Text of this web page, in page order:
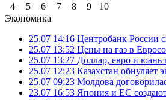
4
5 6 7 8 9
10
Экономика
25.07 14:16 Центробанк России
25.07 13:52 Цены на газ в
25.07 13:27 Доллар, евро и
25.07 12:23 Казахстан обнуляет
25.07 09:23 Молдова
23.07 16:53 Япония и ЕС